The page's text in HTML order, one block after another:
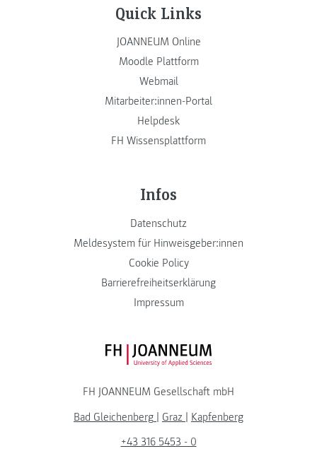
Quick Links
JOANNEUM Online
Moodle Plattform
Webmail
Mitarbeiter:innen-Portal
Helpdesk
FH Wissensplattform
Infos
Datenschutz
Meldesystem für Hinweisgeber:innen
Cookie Policy
Barrierefreiheitserklärung
Impressum
FH JOANNEUM Logo
FH JOANNEUM Gesellschaft mbH
Bad Gleichenberg | Graz | Kapfenberg
+43 316 5453 - 0